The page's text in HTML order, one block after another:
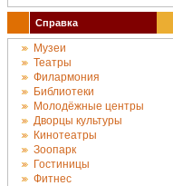
Справка
Музеи
Театры
Филармония
Библиотеки
Молодёжные центры
Дворцы культуры
Кинотеатры
Зоопарк
Гостиницы
Фитнес